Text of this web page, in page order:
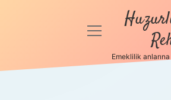
Anasayfa
menüyü
Emeklilik